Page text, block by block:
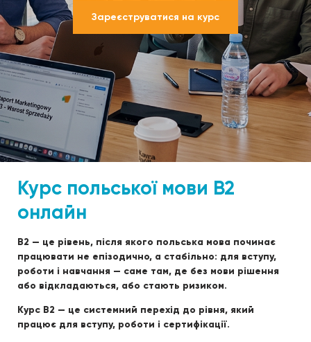
Зареєструватися на курс
Курс польської мови B2
онлайн
B2 — це рівень, після якого польська мова починає
працювати не епізодично, а стабільно: для вступу,
роботи і навчання — саме там, де без мови рішення
або відкладаються, або стають ризиком.
Курс B2 — це системний перехід до рівня, який
працює для вступу, роботи і сертифікації.